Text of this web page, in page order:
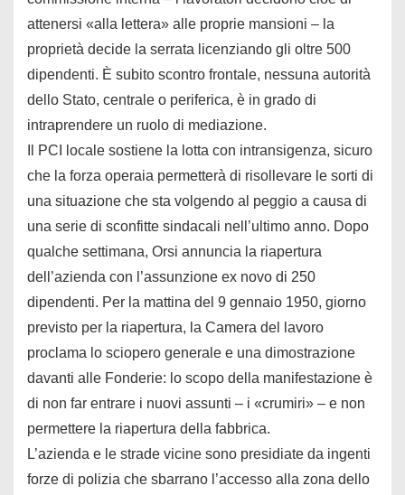
attenersi «alla lettera» alle proprie mansioni – la
proprietà decide la serrata licenziando gli oltre 500
dipendenti. È subito scontro frontale, nessuna autorità
dello Stato, centrale o periferica, è in grado di
intraprendere un ruolo di mediazione.
Il PCI locale sostiene la lotta con intransigenza, sicuro
che la forza operaia permetterà di risollevare le sorti di
una situazione che sta volgendo al peggio a causa di
una serie di sconfitte sindacali nell’ultimo anno. Dopo
qualche settimana, Orsi annuncia la riapertura
dell’azienda con l’assunzione ex novo di 250
dipendenti. Per la mattina del 9 gennaio 1950, giorno
previsto per la riapertura, la Camera del lavoro
proclama lo sciopero generale e una dimostrazione
davanti alle Fonderie: lo scopo della manifestazione è
di non far entrare i nuovi assunti – i «crumiri» – e non
permettere la riapertura della fabbrica.
L’azienda e le strade vicine sono presidiate da ingenti
forze di polizia che sbarrano l’accesso alla zona dello